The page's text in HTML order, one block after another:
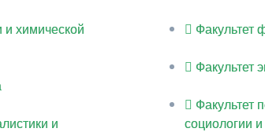
и химической
и
Факультет
Факультет
Факультет
социологии